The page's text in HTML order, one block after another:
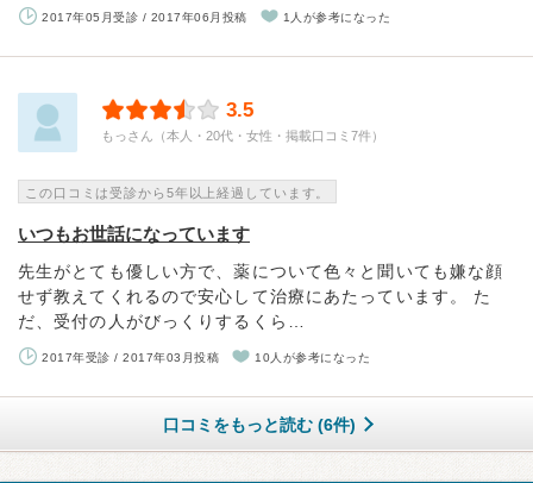
2017年05月受診 / 2017年06月投稿 1人が参考になった
3.5
もっさん（本人・20代・女性・掲載口コミ7件）
この口コミは受診から5年以上経過しています。
いつもお世話になっています
先生がとても優しい方で、薬について色々と聞いても嫌な顔
せず教えてくれるので安心して治療にあたっています。 た
だ、受付の人がびっくりするくら…
2017年受診 / 2017年03月投稿 10人が参考になった
口コミをもっと読む (6件)